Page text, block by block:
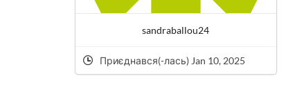
sandraballou24
Приєднався(-лась) Jan 10, 2025